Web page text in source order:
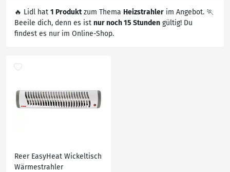
🔥 Lidl hat 1 Produktzum Thema Heizstrahler im Angebot. 🏃
Beeile dich, denn es ist nur noch 15 Stunden gültig! Du
findest es nur im Online-Shop.
Reer EasyHeat Wickeltisch
Wärmestrahler